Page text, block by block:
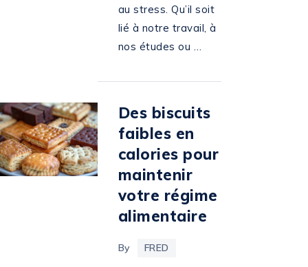
au stress. Qu’il soit
lié à notre travail, à
nos études ou …
Des biscuits
faibles en
calories pour
maintenir
votre régime
alimentaire
By FRED